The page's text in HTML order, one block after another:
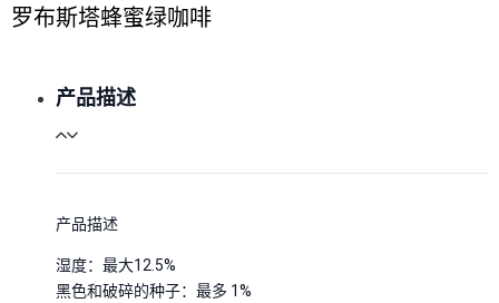
罗布斯塔蜂蜜绿咖啡
产品描述
产品描述
湿度：最大12.5%
黑色和破碎的种子：最多 1%